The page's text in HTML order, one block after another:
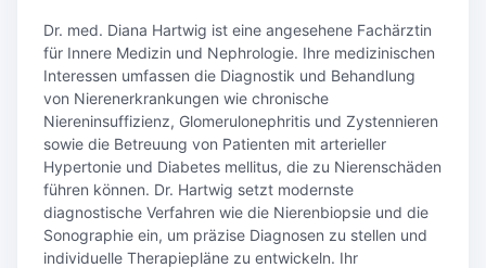
Dr. med. Diana Hartwig ist eine angesehene Fachärztin
für Innere Medizin und Nephrologie. Ihre medizinischen
Interessen umfassen die Diagnostik und Behandlung
von Nierenerkrankungen wie chronische
Niereninsuffizienz, Glomerulonephritis und Zystennieren
sowie die Betreuung von Patienten mit arterieller
Hypertonie und Diabetes mellitus, die zu Nierenschäden
führen können. Dr. Hartwig setzt modernste
diagnostische Verfahren wie die Nierenbiopsie und die
Sonographie ein, um präzise Diagnosen zu stellen und
individuelle Therapiepläne zu entwickeln. Ihr